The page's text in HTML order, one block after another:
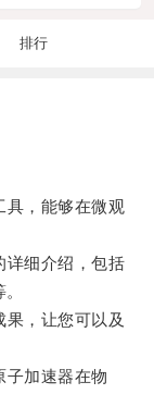
排行
，能够在微观
细介绍，包括
，让您可以及
加速器在物